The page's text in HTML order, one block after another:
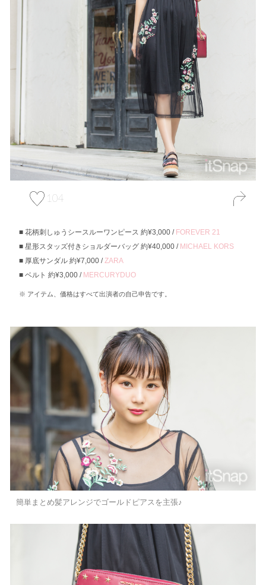
104
花柄刺しゅうシースルーワンピース 約¥3,000 / FOREVER 21
星形スタッズ付きショルダーバッグ 約¥40,000 / MICHAEL KORS
厚底サンダル 約¥7,000 /ZARA
ベルト 約¥3,000 / MERCURYDUO
アイテム、価格はすべて出演者の自己申告です。
簡単まとめ髪アレンジでゴールドピアスを主張♪